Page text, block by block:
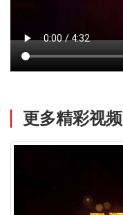
更多精彩视频